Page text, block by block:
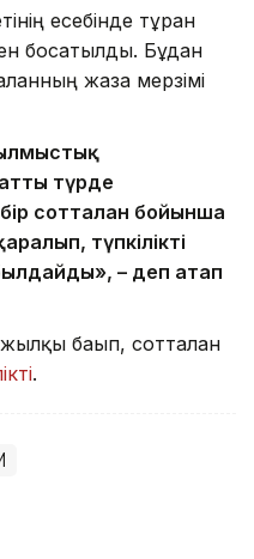
есебінде тұрған
босатылды. Бұдан
жаза мерзімі
түрде
сотталған бойынша
түпкілікті
– деп атап
бағып, сотталған
.